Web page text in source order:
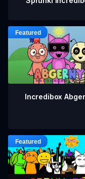
Incredibox